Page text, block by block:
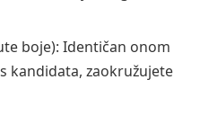
boje): Identičan onom
kandidata, zaokružujete